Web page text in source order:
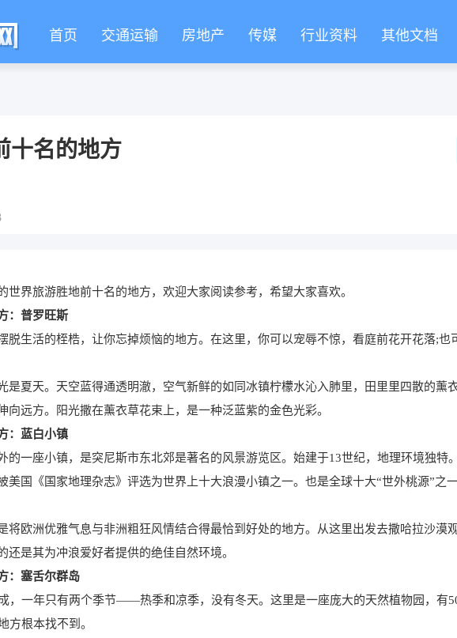
首页 交通运输 房地产 传媒 行业资料 其他文档
十名的地方
世界旅游胜地前十名的地方，欢迎大家阅读参考，希望大家喜欢。
：普罗旺斯
脱生活的桎梏，让你忘掉烦恼的地方。在这里，你可以宠辱不惊，看庭前花开花落;也
是夏天。天空蓝得通透明澈，空气新鲜的如同冰镇柠檬水沁入肺里，田里里四散的薰
向远方。阳光撒在薰衣草花束上，是一种泛蓝紫的金色光彩。
：蓝白小镇
的一座小镇，是突尼斯市东北郊是著名的风景游览区。始建于13世纪，地理环境独特
美国《国家地理杂志》评选为世界上十大浪漫小镇之一。也是全球十大“世外桃源”之
将欧洲优雅气息与非洲粗狂风情结合得最恰到好处的地方。从这里出发去撒哈拉沙漠
还是其为冲浪爱好者提供的绝佳自然环境。
：塞舌尔群岛
，一年只有两个季节——热季和凉季，没有冬天。这里是一座庞大的天然植物园，有
方根本找不到。